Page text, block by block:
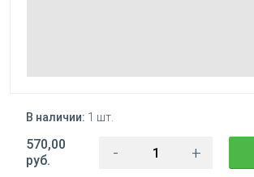
В наличии: 1 шт.
570,00
руб.
- +